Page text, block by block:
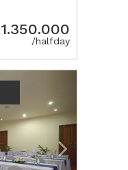
1.350.000
/halfday